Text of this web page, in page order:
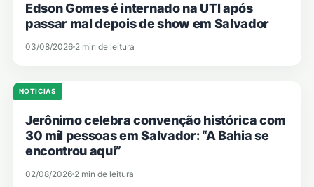
Edson Gomes é internado na UTI após
passar mal depois de show em Salvador
03/08/2026 2 min de leitura
NOTICIAS
Jerônimo celebra convenção histórica com
30 mil pessoas em Salvador: “A Bahia se
encontrou aqui”
02/08/2026 2 min de leitura